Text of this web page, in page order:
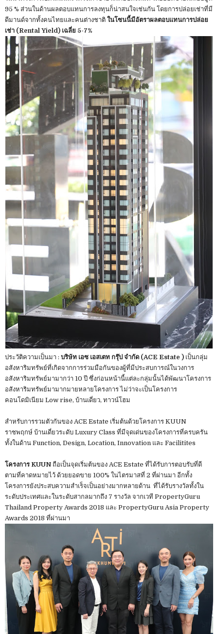
95 % ส่วนในด้านผลตอบแทนการลงทุนก็น่าสนใจเช่นกัน โดยการปล่อยเช่าที่มี
ดีมานด์จากทั้งคนไทยและคนต่างชาติ ในโซนนี้มีอัตราผลตอบแทนการปล่อย
เช่า (Rental Yield) เฉลี่ย 5-7%
ประวัติความเป็นมา : บริษัท เอซ เอสเตท กรุ๊ป จำกัด (ACE Estate ) เป็นกลุ่ม
อสังหาริมทรัพย์ที่เกิดจากการร่วมมือกันของผู้ที่มีประสบการณ์ในวงการ
อสังหาริมทรัพย์มามากว่า 10 ปี ซึ่งก่อนหน้านี้แต่ละกลุ่มนั้นได้พัฒนาโครงการ
อสังหาริมทรัพย์มามากมายหลายโครงการ ไม่ว่าจะเป็นโครงการ
คอนโดมิเนียม Low rise, บ้านเดี่ยว, ทาวน์โฮม
สำหรับการรวมตัวกันของ ACE Estate เริ่มต้นด้วยโครงการ KUUN
ราชพฤกษ์ บ้านเดี่ยวระดับ Luxury Class ที่มีจุดเด่นของโครงการที่ครบครัน
ทั้งในด้าน Function, Design, Location, Innovation และ Facilitites
โครงการ KUUN ถือเป็นจุดเริ่มต้นของ ACE Estate ที่ได้รับการตอบรับที่ดี
ตามที่คาดหมายไว้ ด้วยยอดขาย 100% ในไตรมาสที่ 2 ที่ผ่านมา อีกทั้ง
โครงการยังประสบความสำเร็จเป็นอย่างมากหลายด้าน ที่ได้รับรางวัลทั้งใน
ระดับประเทศและในระดับสากลมากถึง 7 รางวัล จากเวที PropertyGuru
Thailand Property Awards 2018 และ PropertyGuru Asia Property
Awards 2018 ที่ผ่านมา